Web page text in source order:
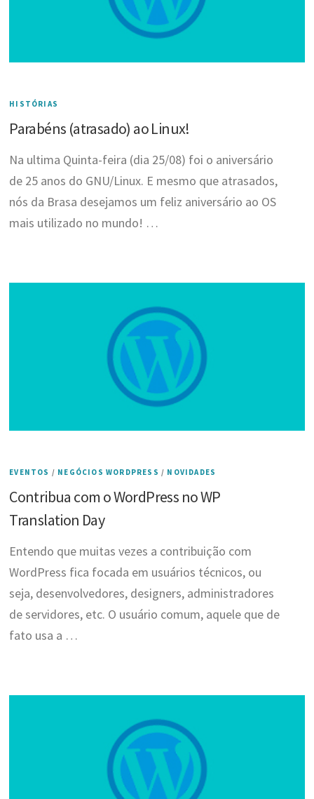
HISTÓRIAS
Parabéns (atrasado) ao Linux!
Na ultima Quinta-feira (dia 25/08) foi o aniversário
de 25 anos do GNU/Linux. E mesmo que atrasados,
nós da Brasa desejamos um feliz aniversário ao OS
mais utilizado no mundo! …
EVENTOS / NEGÓCIOS WORDPRESS / NOVIDADES
Contribua com o WordPress no WP
Translation Day
Entendo que muitas vezes a contribuição com
WordPress fica focada em usuários técnicos, ou
seja, desenvolvedores, designers, administradores
de servidores, etc. O usuário comum, aquele que de
fato usa a …